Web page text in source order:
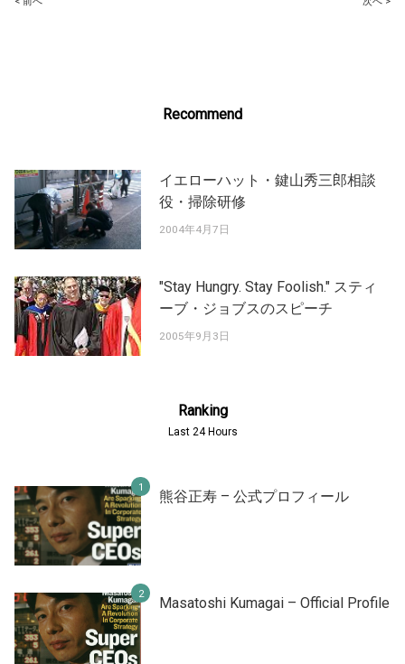
Post
Recommend
イエローハット・鍵山秀三郎相談
役・掃除研修
2004年4月7日
"Stay Hungry. Stay Foolish." スティ
ーブ・ジョブスのスピーチ
2005年9月3日
Ranking
Last 24 Hours
熊谷正寿 – 公式プロフィール
Masatoshi Kumagai – Official Profile